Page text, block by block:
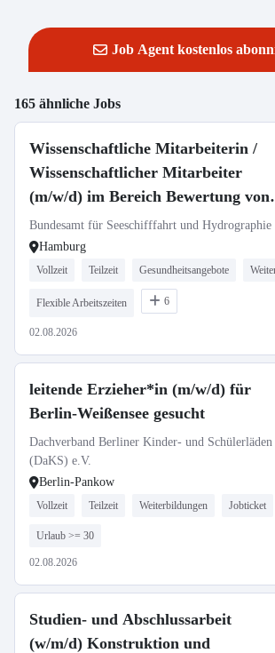
Job Agent kostenlos
165 ähnliche Jobs
Wissenschaftliche Mitarbeiterin /
Wissenschaftlicher Mitarbeiter
(m/w/d) im Bereich Bewertung von
Schadstoffemissionen
Bundesamt für Seeschifffahrt und Hydrographie
Hamburg
Vollzeit Teilzeit Gesundheitsangebote
Flexible Arbeitszeiten 6
02.08.2026
leitende Erzieher*in (m/w/d) für
Berlin-Weißensee gesucht
Dachverband Berliner Kinder- und Schülerläden
(DaKS) e.V.
Berlin-Pankow
Vollzeit Teilzeit Weiterbildungen Jobticket
Urlaub >= 30
02.08.2026
Studien- und Abschlussarbeit
(w/m/d) Konstruktion und